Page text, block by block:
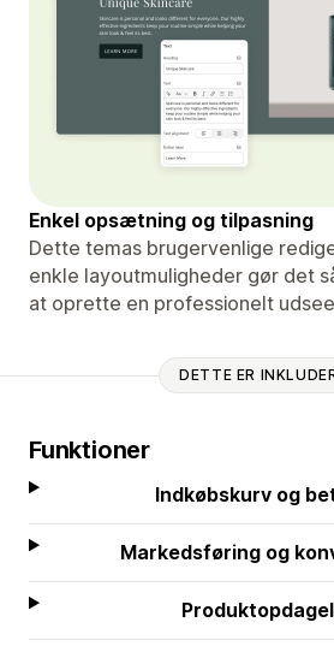
Enkel opsætning og tilpasning
Dette temas brugervenlige
enkle layoutmuligheder gør det
at oprette en professionelt
DETTE ER
Funktioner
Indkøbskurv og
Markedsføring og